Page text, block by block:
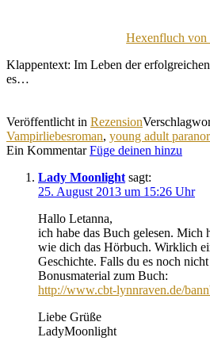
Hexenfluch von
Klappentext: Im Leben der
es…
Veröffentlicht in Rezension
Vampirliebesroman, young adult
Ein KommentarFüge deinen hinzu
Lady Moonlight sagt:
25. August 2013 um 15:26 Uhr
Hallo Letanna,
ich habe das Buch gelesen. Mich
wie dich das Hörbuch. Wirklich
Geschichte. Falls du es noch
Bonusmaterial zum Buch:
http://www.cbt-lynnraven.de/
Liebe Grüße
LadyMoonlight